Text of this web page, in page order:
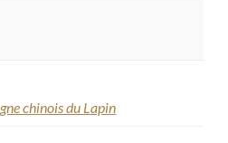
chinois du Lapin